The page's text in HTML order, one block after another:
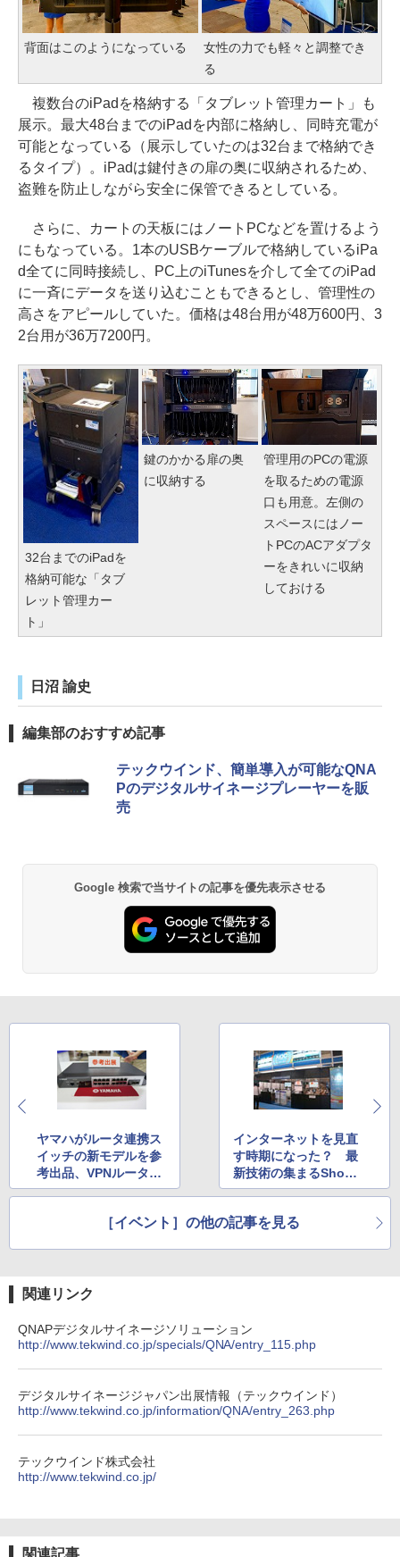
背面はこのようになっている
女性の力でも軽々と調整でき
る
複数台のiPadを格納する「タブレット管理カート」も
展示。最大48台までのiPadを内部に格納し、同時充電が
可能となっている（展示していたのは32台まで格納でき
るタイプ）。iPadは鍵付きの扉の奥に収納されるため、
盗難を防止しながら安全に保管できるとしている。
さらに、カートの天板にはノートPCなどを置けるよう
にもなっている。1本のUSBケーブルで格納しているiPa
d全てに同時接続し、PC上のiTunesを介して全てのiPad
に一斉にデータを送り込むこともできるとし、管理性の
高さをアピールしていた。価格は48台用が48万600円、3
2台用が36万7200円。
32台までのiPadを
格納可能な「タブ
レット管理カー
ト」
鍵のかかる扉の奥
に収納する
管理用のPCの電源
を取るための電源
口も用意。左側の
スペースにはノー
トPCのACアダプタ
ーをきれいに収納
しておける
日沼 諭史
編集部のおすすめ記事
テックウインド、簡単導入が可能なQNA
Pのデジタルサイネージプレーヤーを販
売
Google 検索で当サイトの記事を優先表示させる
ヤマハがルータ連携ス
イッチの新モデルを参
考出品、VPNルータ
「RTX1210」も展示
インターネットを見直
す時期になった？ 最
新技術の集まるShow
Netレポート
［イベント］の他の記事を見る
関連リンク
QNAPデジタルサイネージソリューション
http://www.tekwind.co.jp/specials/QNA/entry_115.php
デジタルサイネージジャパン出展情報（テックウインド）
http://www.tekwind.co.jp/information/QNA/entry_263.php
テックウインド株式会社
http://www.tekwind.co.jp/